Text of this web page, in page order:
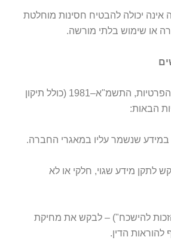
אינה יכולה להבטיח חסינות מוחלטת
או שימוש בלתי מורשה.
בהתאם לחוק הגנת הפרטיות, התשמ"א–1981 (כולל תיקון
לתקן מידע שגוי, חלקי או לא
להישכח") – לבקש את מחיקת
להוראות הדין.